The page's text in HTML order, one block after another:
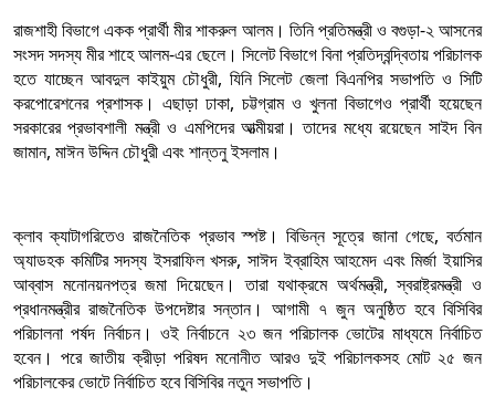
রাজশাহী বিভাগে একক প্রার্থী মীর শাকরুল আলম। তিনি প্রতিমন্ত্রী ও বগুড়া-২ আসনের
সংসদ সদস্য মীর শাহে আলম-এর ছেলে। সিলেট বিভাগে বিনা প্রতিদ্বন্দ্বিতায় পরিচালক
হতে যাচ্ছেন আবদুল কাইয়ুম চৌধুরী, যিনি সিলেট জেলা বিএনপির সভাপতি ও সিটি
করপোরেশনের প্রশাসক। এছাড়া ঢাকা, চট্টগ্রাম ও খুলনা বিভাগেও প্রার্থী হয়েছেন
সরকারের প্রভাবশালী মন্ত্রী ও এমপিদের আত্মীয়রা। তাদের মধ্যে রয়েছেন সাইদ বিন
জামান, মাঈন উদ্দিন চৌধুরী এবং শান্তনু ইসলাম।
ক্লাব ক্যাটাগরিতেও রাজনৈতিক প্রভাব স্পষ্ট। বিভিন্ন সূত্রে জানা গেছে, বর্তমান
অ্যাডহক কমিটির সদস্য ইসরাফিল খসরু, সাঈদ ইব্রাহিম আহমেদ এবং মির্জা ইয়াসির
আব্বাস মনোনয়নপত্র জমা দিয়েছেন। তারা যথাক্রমে অর্থমন্ত্রী, স্বরাষ্ট্রমন্ত্রী ও
প্রধানমন্ত্রীর রাজনৈতিক উপদেষ্টার সন্তান। আগামী ৭ জুন অনুষ্ঠিত হবে বিসিবির
পরিচালনা পর্ষদ নির্বাচন। ওই নির্বাচনে ২৩ জন পরিচালক ভোটের মাধ্যমে নির্বাচিত
হবেন। পরে জাতীয় ক্রীড়া পরিষদ মনোনীত আরও দুই পরিচালকসহ মোট ২৫ জন
পরিচালকের ভোটে নির্বাচিত হবে বিসিবির নতুন সভাপতি।